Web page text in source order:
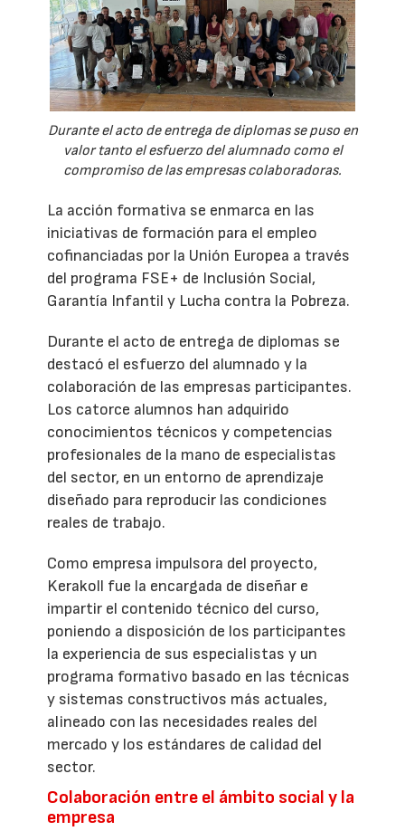
Durante el acto de entrega de diplomas se puso en
valor tanto el esfuerzo del alumnado como el
compromiso de las empresas colaboradoras.
La acción formativa se enmarca en las
iniciativas de formación para el empleo
cofinanciadas por la Unión Europea a través
del programa FSE+ de Inclusión Social,
Garantía Infantil y Lucha contra la Pobreza.
Durante el acto de entrega de diplomas se
destacó el esfuerzo del alumnado y la
colaboración de las empresas participantes.
Los catorce alumnos han adquirido
conocimientos técnicos y competencias
profesionales de la mano de especialistas
del sector, en un entorno de aprendizaje
diseñado para reproducir las condiciones
reales de trabajo.
Como empresa impulsora del proyecto,
Kerakoll fue la encargada de diseñar e
impartir el contenido técnico del curso,
poniendo a disposición de los participantes
la experiencia de sus especialistas y un
programa formativo basado en las técnicas
y sistemas constructivos más actuales,
alineado con las necesidades reales del
mercado y los estándares de calidad del
sector.
Colaboración entre el ámbito social y la
empresa